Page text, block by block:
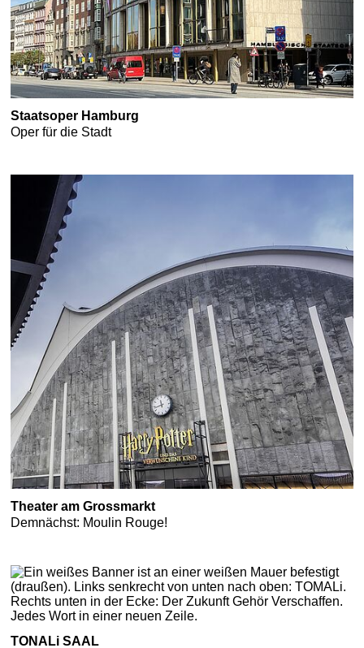
Staatsoper Hamburg
Oper für die Stadt
Theater am Grossmarkt
Demnächst: Moulin Rouge!
TONALi SAAL